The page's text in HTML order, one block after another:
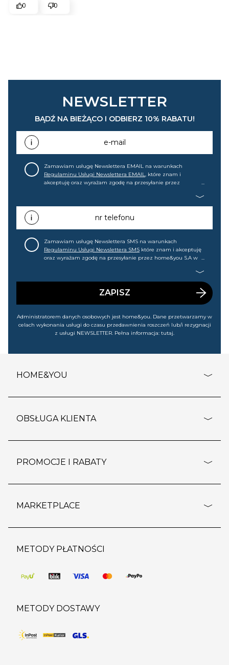
0
0
NEWSLETTER
BĄDŹ NA BIEŻĄCO I ODBIERZ 10% RABATU!
e-mail
Zamawiam usługę Newslettera EMAIL na warunkach
Regulaminu Usługi Newslettera EMAIL, które znam i
akceptuję oraz wyrażam zgodę na przesyłanie przez
promocjach, wyprzedażach). Wiem, że mogę tę zgodę w
każdej chwili cofnąć.nr telefonu
Zamawiam usługę Newslettera SMS na warunkach
Regulaminu Usługi Newslettera SMS które znam i akceptuję
oraz wyrażam zgodę na przesyłanie przez home&you S.A w
wyprzedażach). Wiem, że mogę tę zgodę w każdej chwili
ZAPISZ
Administratorem danych osobowych jest home&you. Dane przetwarzamy w
celach wykonania usługi do czasu przedawnienia roszczeń lub/i rezygnacji
z usługi NEWSLETTER. Pełna informacja: tutaj.
HOME&YOU
o firmie
polityka prywatności
kontakt
OBSŁUGA KLIENTA
dostawy i płatność
wypis z subskrypcji
regulamin sklepu
pozostałe regulaminy
PROMOCJE I RABATY
outlet
regulaminy promocji
MARKETPLACE
strefa marek
pomoc dla sprzedawców
METODY PŁATNOŚCI
METODY DOSTAWY